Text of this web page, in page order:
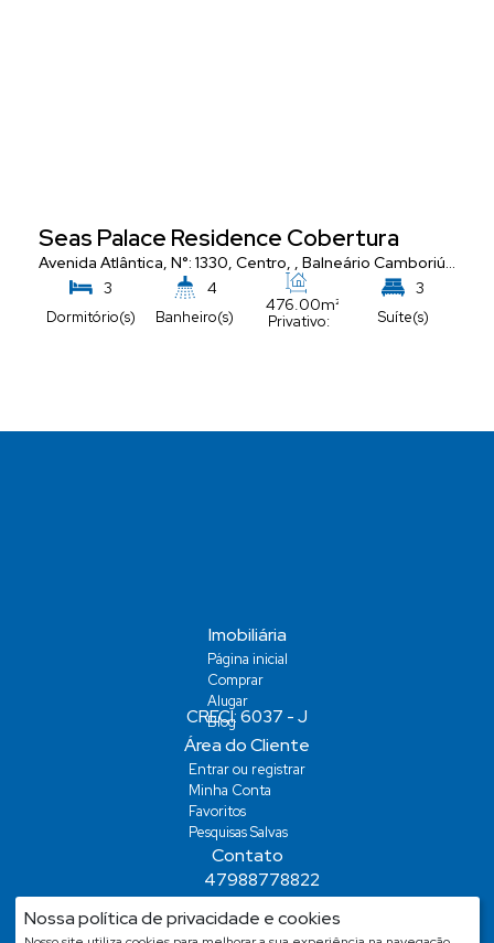
Nossa política de privacidade e cookies
Seas Palace Residence Cobertura
Avenida Atlântica, N°: 1330, Centro , Balneário Camboriú,
3
Dormitório(s)
4
Banheiro(s) Privativo:
476.00m²
3
Suíte(s)
Imobiliária
Página inicial
Comprar
Alugar
Blog
Área do Cliente
Entrar ou registrar
Minha Conta
Favoritos
Pesquisas Salvas
Contato
47988778822
demiansm@hotmail.com